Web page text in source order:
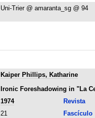
Uni-Trier @ amaranta_sg @ 94
Kaiper Phillips, Katharine
Ironic Foreshadowing in "La
1974 Revista
21 Fascículo